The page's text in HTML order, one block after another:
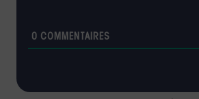
0 COMMENTAIRES